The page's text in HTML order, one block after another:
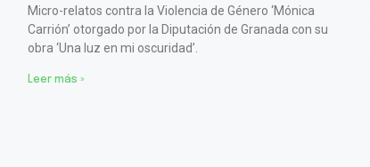
Micro-relatos contra la Violencia de Género ‘Mónica
Carrión’ otorgado por la Diputación de Granada con su
obra ‘Una luz en mi oscuridad’.
Leer más »